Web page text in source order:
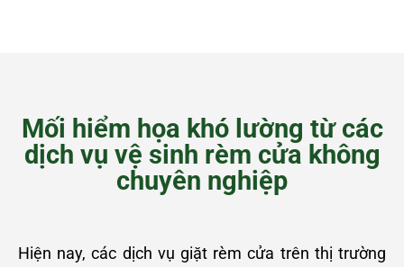
Mối hiểm họa khó lường từ các
dịch vụ vệ sinh rèm cửa không
chuyên nghiệp
Hiện nay, các dịch vụ giặt rèm cửa trên thị trường